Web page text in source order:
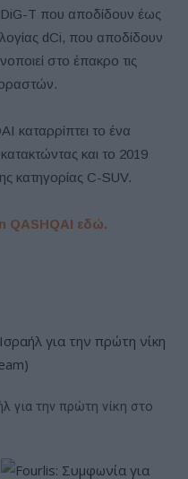
DiG-T που αποδίδουν έως
dCi, που αποδίδουν
στο έπακρο τις
καταρρίπτει το ένα
και το 2019
κατηγορίας C-SUV.
QASHQAI εδώ.
για την πρώτη νίκη στο